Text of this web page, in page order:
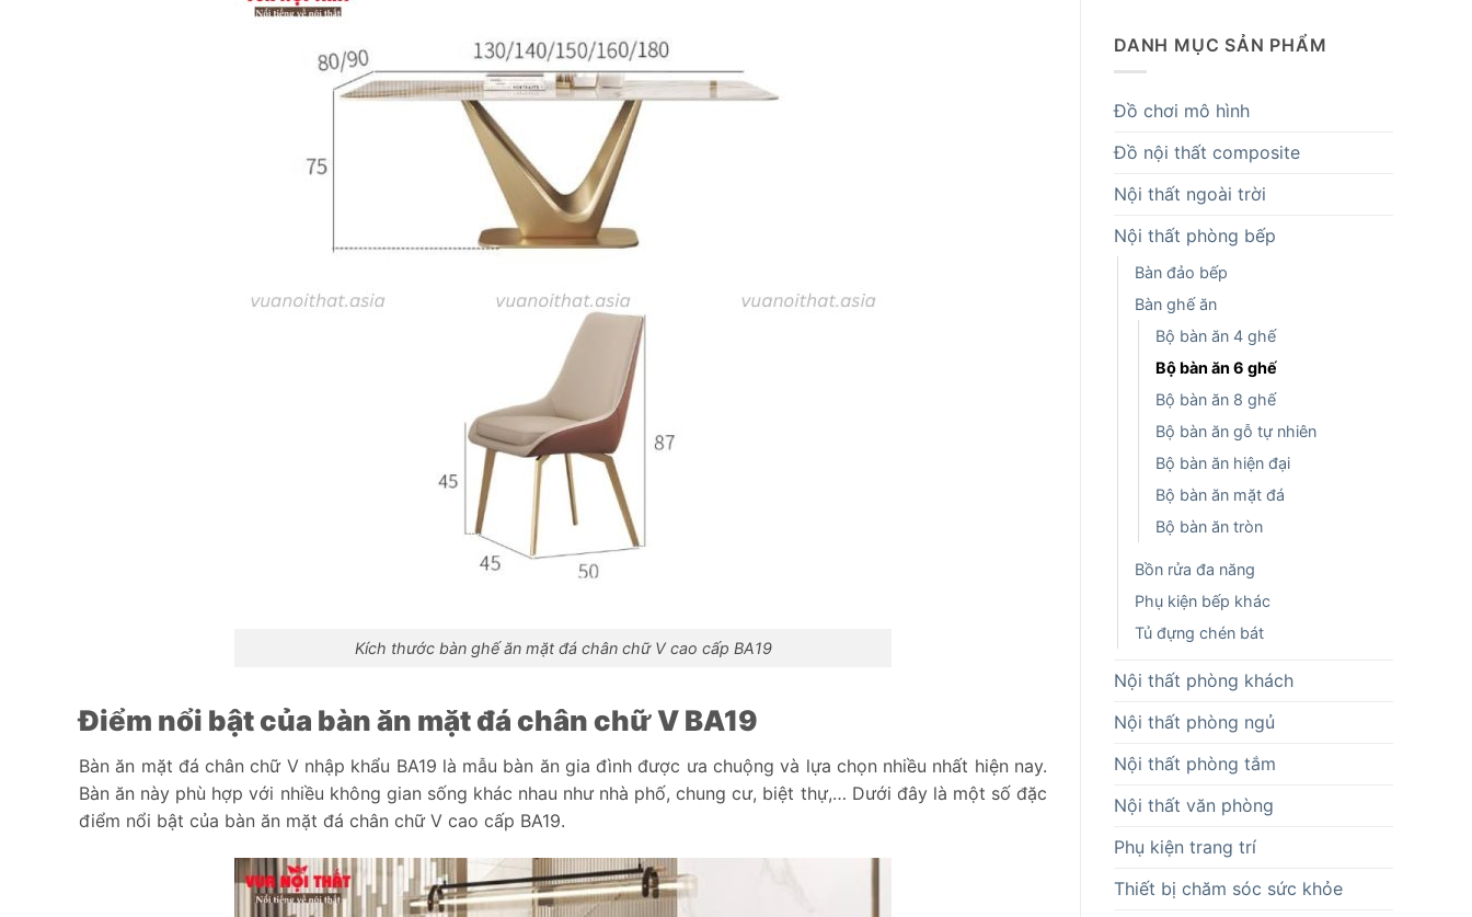
DANH MỤC SẢN PHẨM
Đồ chơi mô hình
Đồ nội thất composite
Nội thất ngoài trời
Nội thất phòng bếp
Bàn đảo bếp
Bàn ghế ăn
Bộ bàn ăn 4 ghế
Bộ bàn ăn 6 ghế
Bộ bàn ăn 8 ghế
Bộ bàn ăn gỗ tự nhiên
Bộ bàn ăn hiện đại
Bộ bàn ăn mặt đá
Bộ bàn ăn tròn
Bồn rửa đa năng
Phụ kiện bếp khác
Tủ đựng chén bát
Nội thất phòng khách
Nội thất phòng ngủ
Nội thất phòng tắm
Nội thất văn phòng
Phụ kiện trang trí
Thiết bị chăm sóc sức khỏe
Kích thước bàn ghế ăn mặt đá chân chữ V cao cấp BA19
Điểm nổi bật của bàn ăn mặt đá chân chữ V BA19
Bàn ăn mặt đá chân chữ V nhập khẩu BA19 là mẫu bàn ăn gia đình được ưa chuộng và lựa chọn nhiều nhất hiện nay.
Bàn ăn này phù hợp với nhiều không gian sống khác nhau như nhà phố, chung cư, biệt thự,… Dưới đây là một số đặc
điểm nổi bật của bàn ăn mặt đá chân chữ V cao cấp BA19.